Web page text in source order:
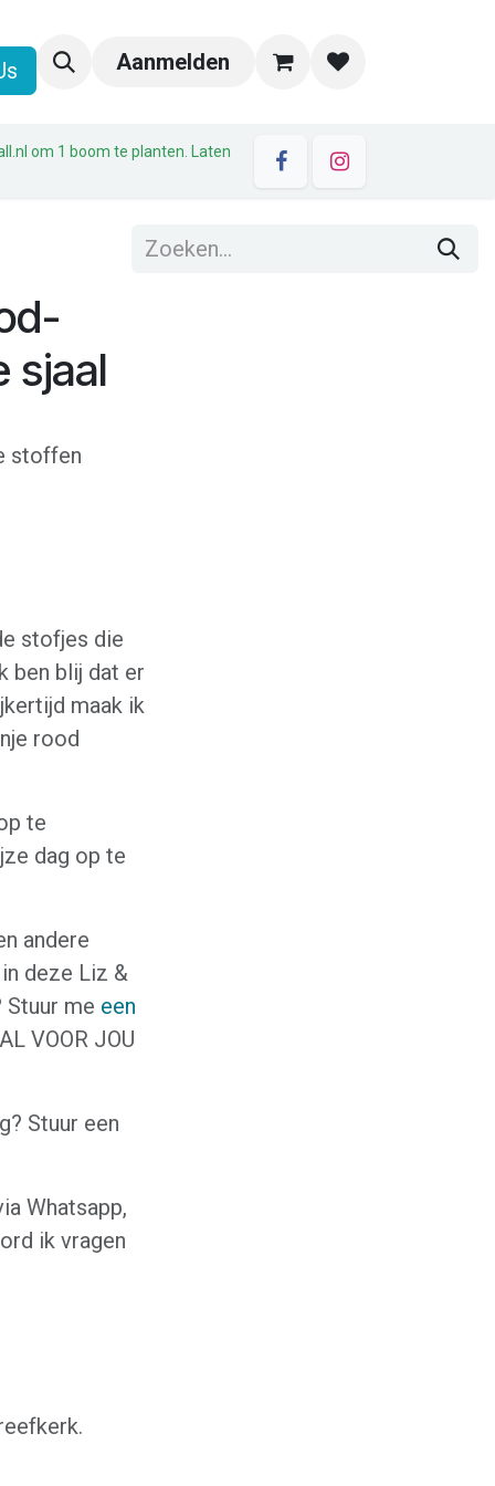
Aanmelden
om 1 boom te planten. Laten
sjaal
stoffen
stofjes die
ben blij dat er
maak ik
rood
te
dag op te
andere
deze Liz &
me een
VOOR JOU
Stuur een
Whatsapp,
ik vragen